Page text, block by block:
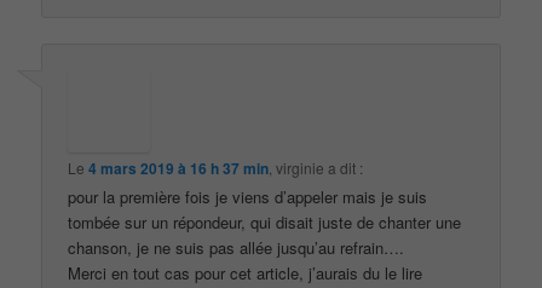
Le4 mars 2019 à 16 h 37 min ,virginie a dit :
pour la première fois je viens d’appeler mais je suis
tombée sur un répondeur, qui disait juste de chanter une
chanson, je ne suis pas allée jusqu’au refrain….
Merci en tout cas pour cet article, j’aurais du le lire